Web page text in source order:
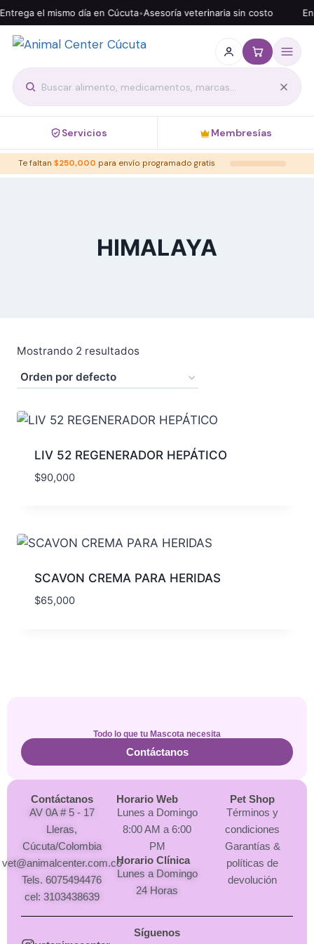
el mismo día en Cúcuta•Asesoría veterinaria sin costo
Servicios Membresías
Te faltan $250,000 para envío programado gratis
HIMALAYA
Mostrando 2 resultados
LIV 52 REGENERADOR HEPÁTICO
$90,000
SCAVON CREMA PARA HERIDAS
$65,000
Todo lo que tu Mascota necesita
Contáctanos
Contáctanos
AV 0A # 5 - 17
Lleras,
Cúcuta/Colombia
vet@animalcenter.com.co
Tels. 6075494476
cel: 3103438639
Horario Web
Lunes a Domingo
8:00 AM a 6:00
PM
Horario Clínica
Lunes a Domingo
24 Horas
Pet Shop
Términos y
condiciones
Garantías &
políticas de
devolución
Síguenos